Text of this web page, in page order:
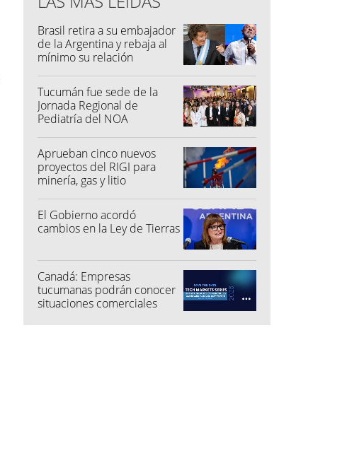
Brasil retira a su embajador
de la Argentina y rebaja al
mínimo su relación
Tucumán fue sede de la
Jornada Regional de
Pediatría del NOA
Aprueban cinco nuevos
proyectos del RIGI para
minería, gas y litio
El Gobierno acordó
cambios en la Ley de Tierras
Canadá: Empresas
tucumanas podrán conocer
situaciones comerciales